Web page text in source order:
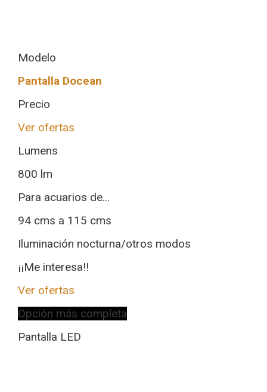
Modelo
Pantalla Docean
Precio
Ver ofertas
Lumens
800 lm
Para acuarios de...
94 cms a 115 cms
Iluminación nocturna/otros modos
¡¡Me interesa!!
Ver ofertas
Opción más completa
Pantalla LED